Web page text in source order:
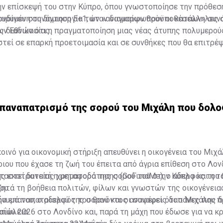
επίσκεψή του στην Κύπρο, όπου γνωστοποίησε την
συνάντηση 5+1, όταν διαμορφωθούν οι κατάλληλες
διαδικασίας.
στη δημιουργία των «αναγκαίων προϋποθέσεων»
Εθνών ότι η πραγματοποίηση μιας νέας άτυπης
σε επαρκή προετοιμασία και σε συνθήκες που θα
της σορού του Μιχάλη που
για οικονομική στήριξη απευθύνει η οικογένεια του
που έχασε τη ζωή του έπειτα από άγρια επίθεση στο
δυνατή η μεταφορά της σορού του στην Κύπρο και η
εκστρατείας χρηματοδότησης (GoFundMe),ο αδελφός του
τη βοήθεια πολιτών, φίλων και γνωστών της
επαναπατρισμού της σορού και οι συναφείς δαπάνες που
του, ο αδελφός του θανόντος αναφέρει ότι ο Μιχάλης
2026 στο Λονδίνο και, παρά τη μάχη που έδωσε για να